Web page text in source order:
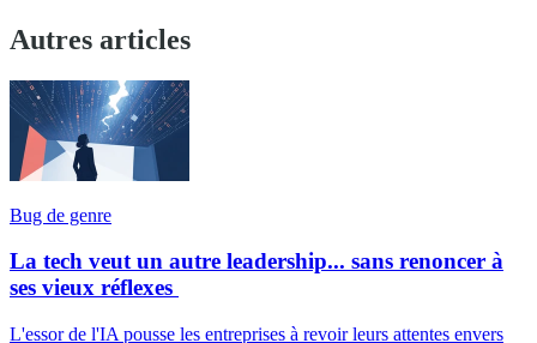
Autres articles
Bug de genre
La tech veut un autre leadership... sans renoncer à
ses vieux réflexes
L'essor de l'IA pousse les entreprises à revoir leurs attentes envers